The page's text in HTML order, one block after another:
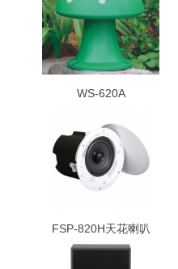
WS-620A
FSP-820H天花喇叭